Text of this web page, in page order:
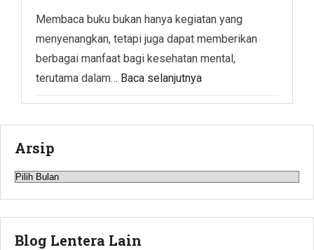
Membaca buku bukan hanya kegiatan yang
menyenangkan, tetapi juga dapat memberikan
berbagai manfaat bagi kesehatan mental,
terutama dalam… Baca selanjutnya
Arsip
Arsip
Blog Lentera Lain